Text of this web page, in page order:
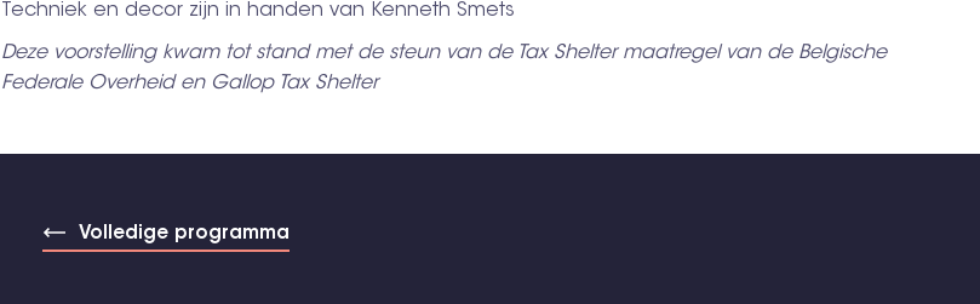
Techniek en decor zijn in handen van Kenneth Smets​
Deze voorstelling kwam tot stand met de steun van de Tax Shelter maatregel van de Belgische
Federale Overheid en Gallop Tax Shelter
Volledige programma